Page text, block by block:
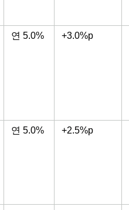
연 5.0% +3.0%p
연 5.0% +2.5%p